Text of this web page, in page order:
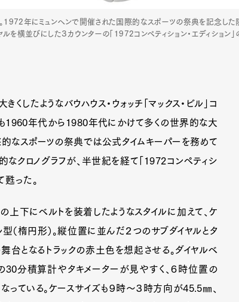
1972年にミュンヘンで開催された国際的なスポーツの祭典を記念した
を横並びにした３カウンターの「1972コンペティション・エディション」
したようなバウハウス・ウォッチ「マックス・ビル」コ
1960年代から1980年代にかけて多くの世界的な大
なスポーツの祭典では公式タイムキーパーを務めて
クロノグラフが、半世紀を経て「1972コンペティシ
甦った。
上下にベルトを装着したようなスタイルに加えて、ケ
楕円形）。縦位置に並んだ２つのサブダイヤルとタ
台となるトラックの赤土色を想起させる。ダイヤルベ
30分積算計やタキメーターが見やすく、６時位置の
ている。ケースサイズも９時〜３時方向が45.5㎜、